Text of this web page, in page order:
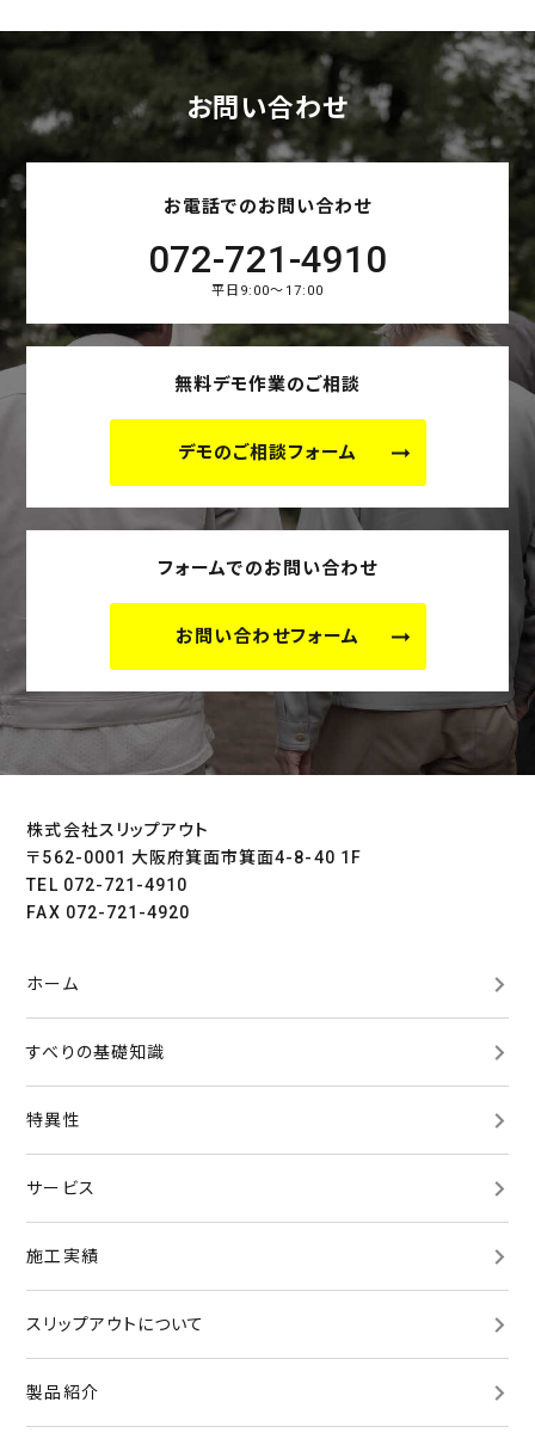
お問い合わせ
お電話でのお問い合わせ
072-721-4910
平日9:00～17:00
無料デモ作業のご相談
デモのご相談フォーム
フォームでのお問い合わせ
お問い合わせフォーム
株式会社スリップアウト
〒562-0001 大阪府箕面市箕面4-8-40 1F
TEL 072-721-4910
FAX 072-721-4920
ホーム
すべりの基礎知識
特異性
サービス
施工実績
スリップアウトについて
製品紹介